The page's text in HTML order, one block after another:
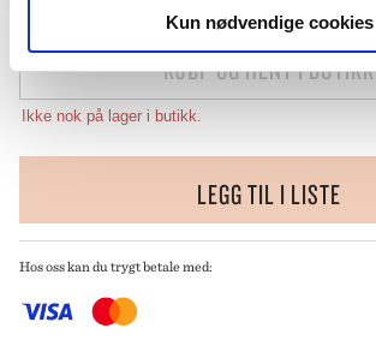
Kun nødvendige cookies
KJØP OG HENT I BUTIKK
Ikke nok på lager i butikk.
LEGG TIL I LISTE
Hos oss kan du trygt betale med: